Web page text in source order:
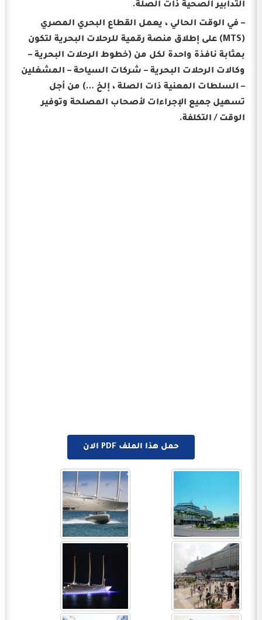
التدابير الصحية ذات الصلة.
– في الوقت الحالي ، يعمل القطاع البحري المصري
(MTS) على إطلاق منصة رقمية للرحلات البحرية لتكون
بمثابة نافذة واحدة لكل من (خطوط الرحلات البحرية –
وكالات الرحلات البحرية – شركات السياحة – المشغلين
– السلطات المعنية ذات الصلة ، إلخ …) من أجل
تسهيل جميع الإجراءات لأصحاب المصلحة وتوفير
الوقت / التكلفة.
حمل هذا الملف PDF الان